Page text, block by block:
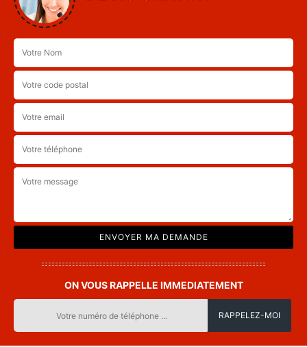
ON VOUS RAPPELLE IMMEDIATEMENT